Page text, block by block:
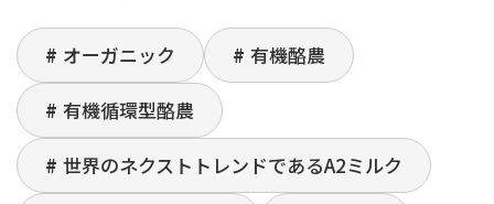
オーガニック
有機酪農
有機循環型酪農
世界のネクストトレンドであるA2ミルク